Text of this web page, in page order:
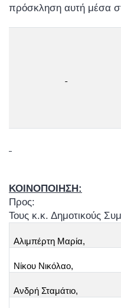
πρόσκληση αυτή μέσα
ΚΟΙΝΟΠΟΙΗΣΗ:
Προς:
Τους κ.κ. Δημοτικούς
Αλιμπέρτη Μαρία,
Νίκου Νικόλαο,
Ανδρή Σταμάτιο,